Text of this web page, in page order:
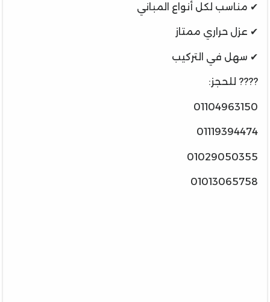
✔ مناسب لكل أنواع المباني
✔ عزل حراري ممتاز
✔ سهل في التركيب
???? للحجز:
01104963150
01119394474
01029050355
01013065758